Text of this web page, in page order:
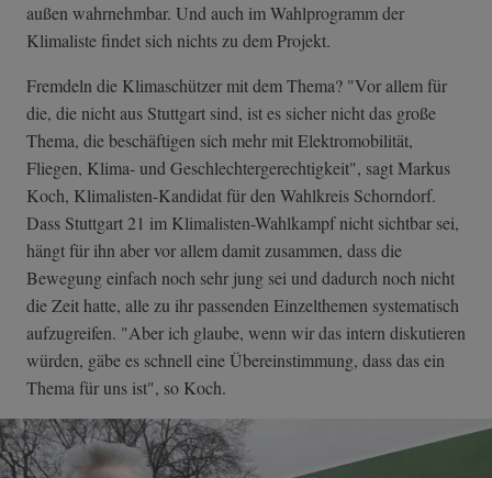
außen wahrnehmbar. Und auch im Wahlprogramm der
Klimaliste findet sich nichts zu dem Projekt.
Fremdeln die Klimaschützer mit dem Thema? "Vor allem für
die, die nicht aus Stuttgart sind, ist es sicher nicht das große
Thema, die beschäftigen sich mehr mit Elektromobilität,
Fliegen, Klima- und Geschlechtergerechtigkeit", sagt Markus
Koch, Klimalisten-Kandidat für den Wahlkreis Schorndorf.
Dass Stuttgart 21 im Klimalisten-Wahlkampf nicht sichtbar sei,
hängt für ihn aber vor allem damit zusammen, dass die
Bewegung einfach noch sehr jung sei und dadurch noch nicht
die Zeit hatte, alle zu ihr passenden Einzelthemen systematisch
aufzugreifen. "Aber ich glaube, wenn wir das intern diskutieren
würden, gäbe es schnell eine Übereinstimmung, dass das ein
Thema für uns ist", so Koch.